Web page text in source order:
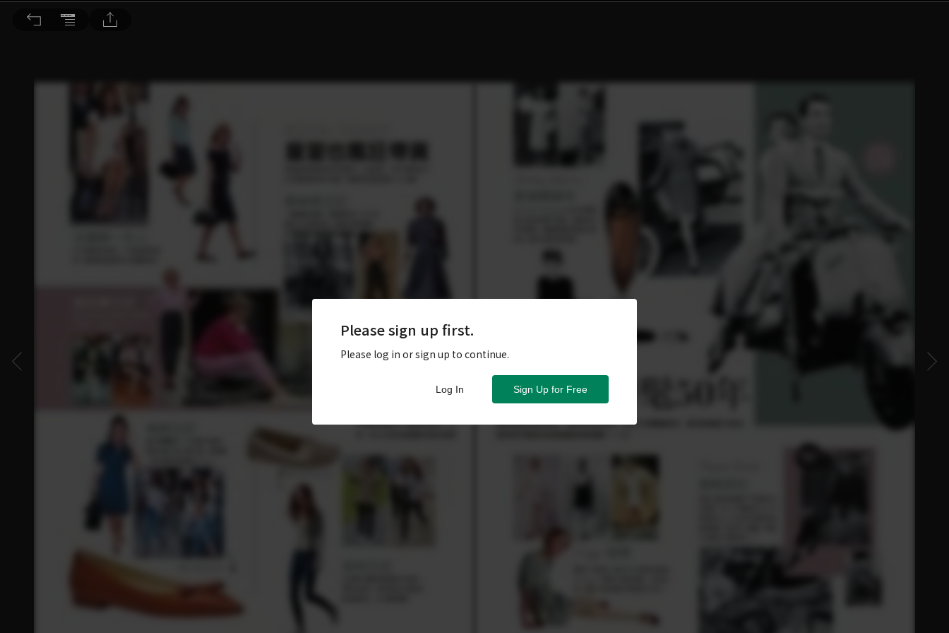
Please sign up first.
Please log in or sign up to continue.
Sign Up for Free
Log In